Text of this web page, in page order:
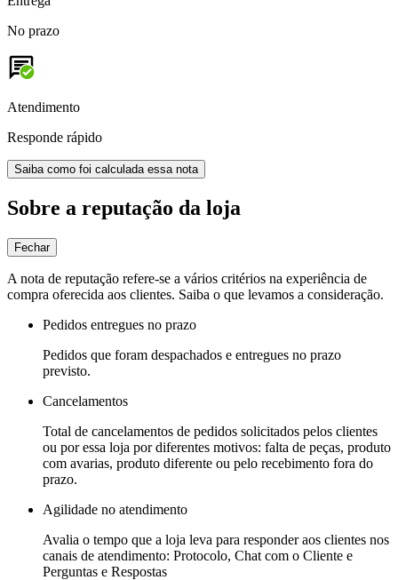
No prazo
Atendimento
Responde rápido
Saiba como foi calculada essa nota
Sobre a reputação da loja
Fechar
A nota de reputação refere-se a vários critérios na experiência de
compra oferecida aos clientes. Saiba o que levamos a consideração.
Pedidos entregues no prazo
Pedidos que foram despachados e entregues no prazo
previsto.
Cancelamentos
Total de cancelamentos de pedidos solicitados pelos clientes
ou por essa loja por diferentes motivos: falta de peças, produto
com avarias, produto diferente ou pelo recebimento fora do
prazo.
Agilidade no atendimento
Avalia o tempo que a loja leva para responder aos clientes nos
canais de atendimento: Protocolo, Chat com o Cliente e
Perguntas e Respostas